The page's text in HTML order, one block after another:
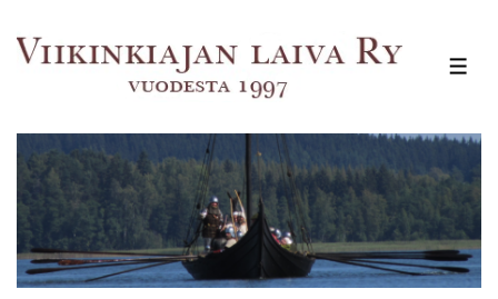
Siirry